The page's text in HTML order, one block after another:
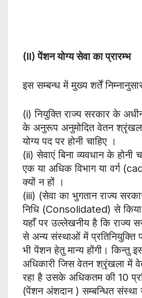
(II) पेंशन योग्य सेवा का प्रारम्भ
इस सम्बन्ध में मुख्य शर्तें
(i) नियुक्ति राज्य सरकार के अधीन
के अनुरूप अनुमोदित वेतन
योग्य पद पर होनी चाहिए ।
(ii) सेवाएं बिना व्यवधान के होनी
एक या अधिक विभाग या वर्ग
क्यों न हों ।
(iii) (सेवा का भुगतान राज्य
निधि (Consolidated) से किया
यहाँ पर उल्लेखनीय है कि राज्य
से अन्य संस्थाओं में प्रतिनियुक्ति
भी पेंशन हेतु मान्य होंगी। किन्तु
अधिकारी जिस वेतन श्रृंखला में
रहा है उसके अधिकतम की 10
(पेंशन अंशदान ) सम्बन्धित संस्था